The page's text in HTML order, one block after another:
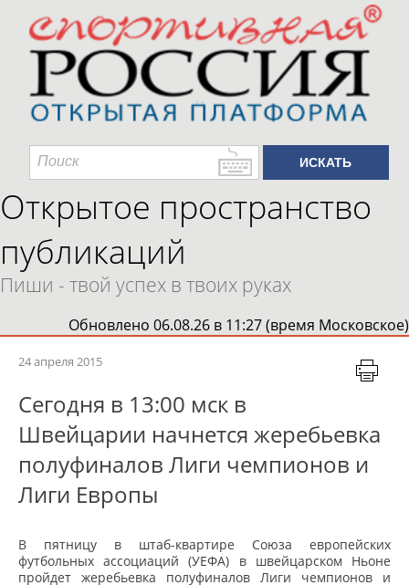
Открытое пространство
публикаций
Пиши - твой успех в твоих руках
Обновлено 06.08.26 в 11:27 (время Московское)
24 апреля 2015
Сегодня в 13:00 мск в
Швейцарии начнется жеребьевка
полуфиналов Лиги чемпионов и
Лиги Европы
В пятницу в штаб-квартире Союза европейских
футбольных ассоциаций (УЕФА) в швейцарском Ньоне
пройдет жеребьевка полуфиналов Лиги чемпионов и